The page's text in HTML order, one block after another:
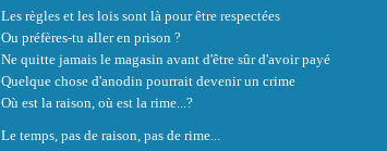
Les règles et les lois sont là pour être respectées
Ou préfères-tu aller en prison ?
Ne quitte jamais le magasin avant d'être sûr d'avoir payé
Quelque chose d'anodin pourrait devenir un crime
Où est la raison, où est la rime...?
Le temps, pas de raison, pas de rime...